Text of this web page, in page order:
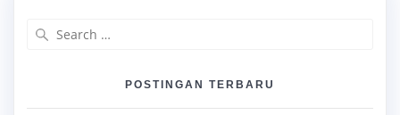
POSTINGAN TERBARU